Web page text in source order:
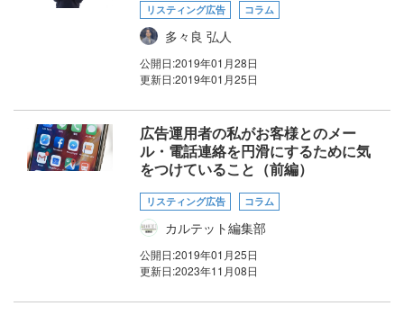
リスティング広告 コラム
多々良 弘人
公開日:2019年01月28日
更新日:2019年01月25日
広告運用者の私がお客様とのメー
ル・電話連絡を円滑にするために気
をつけていること（前編）
リスティング広告 コラム
カルテット編集部
公開日:2019年01月25日
更新日:2023年11月08日